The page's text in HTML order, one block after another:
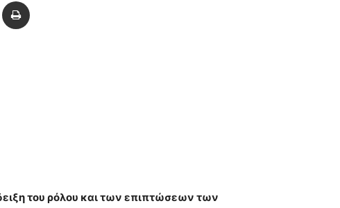
του ρόλου και των επιπτώσεων των